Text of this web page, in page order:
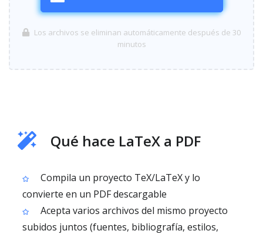
Los archivos se eliminan automáticamente después de 30
minutos
Qué hace LaTeX a PDF
Compila un proyecto TeX/LaTeX y lo
convierte en un PDF descargable
Acepta varios archivos del mismo proyecto
subidos juntos (fuentes, bibliografía, estilos,